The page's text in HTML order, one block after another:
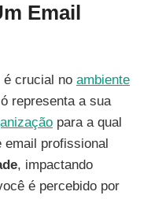
Email
é crucial no ambiente
representa a sua
para a qual
profissional
, impactando
é percebido por